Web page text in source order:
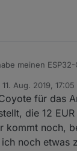
meinen
läuft bei
kommt
nicht, dass ich
abzuändern, dass
wir Jomjol
11. Aug. 2019, 17:05
von
für das
die 12
kommt noch,
noch etwas